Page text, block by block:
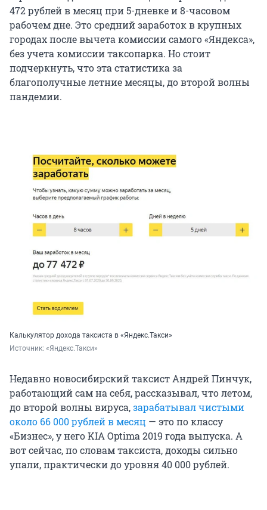
472 рублей в месяц при 5-дневке и 8-часовом
рабочем дне. Это средний заработок в крупных
городах после вычета комиссии самого «Яндекса»,
без учета комиссии таксопарка. Но стоит
подчеркнуть, что эта статистика за
благополучные летние месяцы, до второй волны
пандемии.
Калькулятор дохода таксиста в «Яндекс.Такси»
Источник: «Яндекс.Такси»
Недавно новосибирский таксист Андрей Пинчук,
работающий сам на себя, рассказывал, что летом,
до второй волны вируса,зарабатывал чистыми
около 66 000 рублей в месяц — это по классу
«Бизнес», у него KIA Optima 2019 года выпуска. А
вот сейчас, по словам таксиста, доходы сильно
упали, практически до уровня 40 000 рублей.